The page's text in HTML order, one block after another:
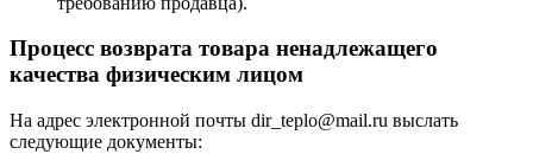
Процесс возврата товара ненадлежащего
качества физическим лицом
На адрес электронной почты dir_teplo@mail.ru выслать
следующие документы: